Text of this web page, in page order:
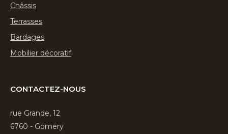
Châssis
Terrasses
Bardages
Mobilier décoratif
Contactez-nous
rue Grande, 12
6760 - Gomery